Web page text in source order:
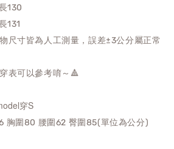
130
131
尺寸皆為人工測量，誤差±3公分屬正常
表可以參考唷～🔺
穿S
胸圍80 腰圍62 臀圍85(單位為公分)